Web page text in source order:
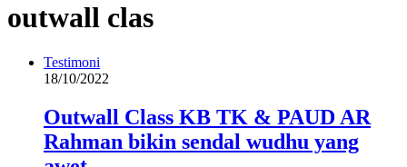
outwall clas
Testimoni
18/10/2022
Outwall Class KB TK & PAUD AR
Rahman bikin sendal wudhu yang